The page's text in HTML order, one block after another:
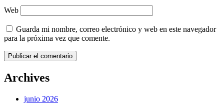
Web
Guarda mi nombre, correo electrónico y web en este navegador
para la próxima vez que comente.
Archives
junio 2026